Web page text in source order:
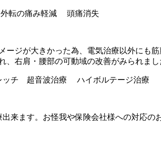
転の痛み軽減 頭痛消失
ージが大きかった為、電気治療以外にも
右肩・腰部の可動域の改善がみられまし
チ 超音波治療 ハイボルテージ治療
来ます。お怪我や保険会社様への対応